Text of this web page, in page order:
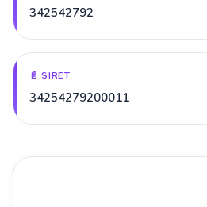
342542792
📄 SIRET
34254279200011